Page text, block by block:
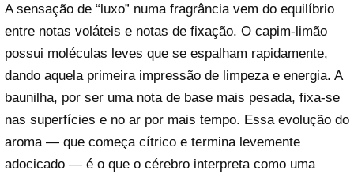
A sensação de “luxo” numa fragrância vem do equilíbrio
entre notas voláteis e notas de fixação. O capim-limão
possui moléculas leves que se espalham rapidamente,
dando aquela primeira impressão de limpeza e energia. A
baunilha, por ser uma nota de base mais pesada, fixa-se
nas superfícies e no ar por mais tempo. Essa evolução do
aroma — que começa cítrico e termina levemente
adocicado — é o que o cérebro interpreta como uma